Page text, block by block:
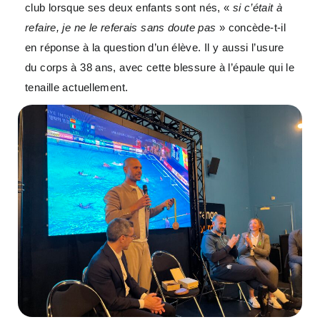
club lorsque ses deux enfants sont nés, « si c’était à
refaire, je ne le referais sans doute pas » concède-t-il
en réponse à la question d’un élève. Il y aussi l’usure
du corps à 38 ans, avec cette blessure à l’épaule qui le
tenaille actuellement.